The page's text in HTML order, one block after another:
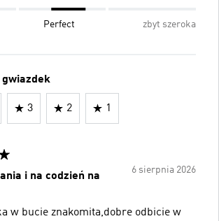
Perfect zbyt szeroka
gwiazdek
3 2 1
6 sierpnia 2026
i na codzień na
w bucie znakomita,dobre odbicie w